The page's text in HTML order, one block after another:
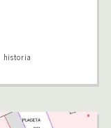
historia